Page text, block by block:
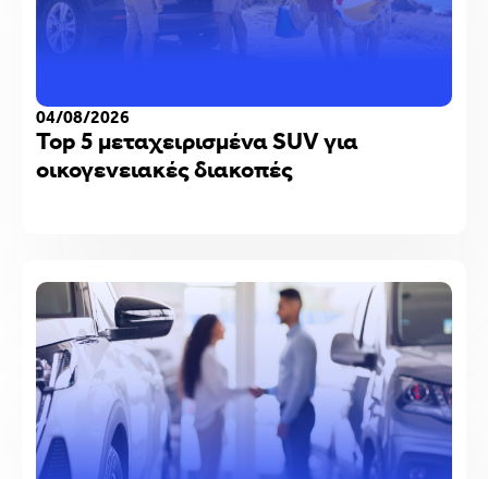
04/08/2026
Top 5 μεταχειρισμένα SUV για
οικογενειακές διακοπές